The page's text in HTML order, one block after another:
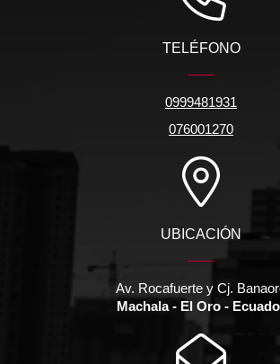
TELÉFONO
0999481931
076001270
UBICACIÓN
Av. Rocafuerte y Cj.
Machala - El Oro -